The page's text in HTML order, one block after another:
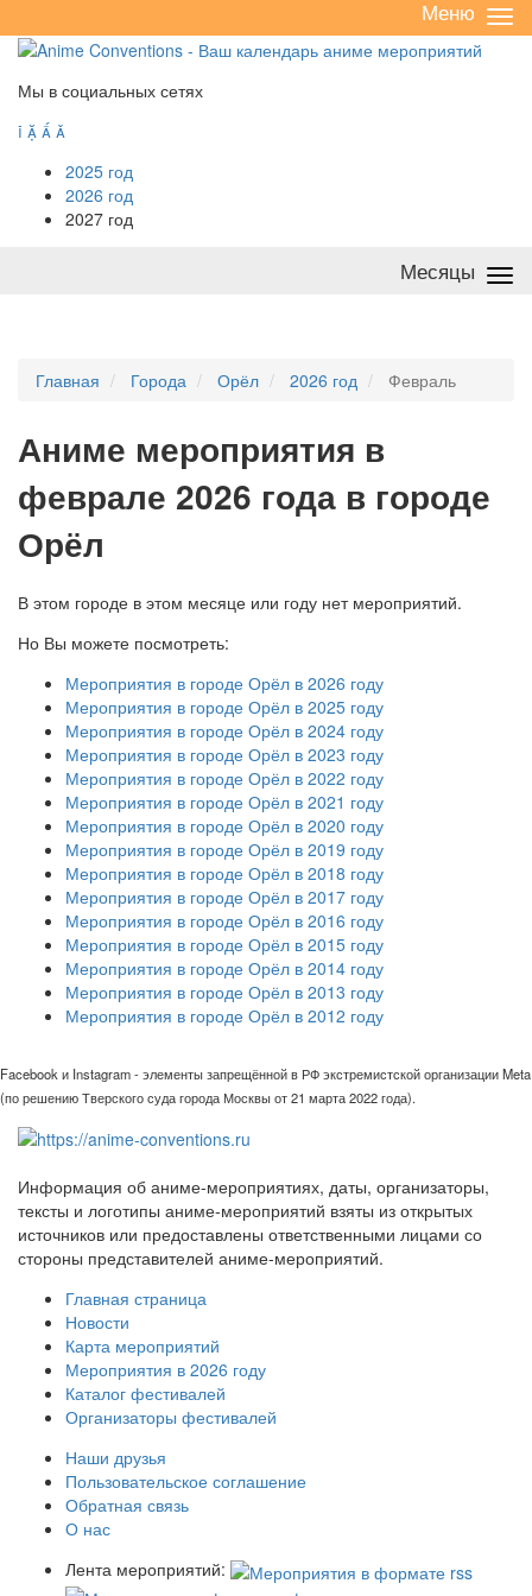
/
Меню
Мы в социальных сетях
   
2025 год
2026 год
2027 год
Месяцы
Главная Города Орёл 2026 год Февраль
Аниме мероприятия в
феврале 2026 года в городе
Орёл
В этом городе в этом месяце или году нет мероприятий.
Но Вы можете посмотреть:
Мероприятия в городе Орёл в 2026 году
Мероприятия в городе Орёл в 2025 году
Мероприятия в городе Орёл в 2024 году
Мероприятия в городе Орёл в 2023 году
Мероприятия в городе Орёл в 2022 году
Мероприятия в городе Орёл в 2021 году
Мероприятия в городе Орёл в 2020 году
Мероприятия в городе Орёл в 2019 году
Мероприятия в городе Орёл в 2018 году
Мероприятия в городе Орёл в 2017 году
Мероприятия в городе Орёл в 2016 году
Мероприятия в городе Орёл в 2015 году
Мероприятия в городе Орёл в 2014 году
Мероприятия в городе Орёл в 2013 году
Мероприятия в городе Орёл в 2012 году
Facebook и Instagram - элементы запрещённой в РФ экстремистской организации Meta
(по решению Тверского суда города Москвы от 21 марта 2022 года).
Информация об аниме-мероприятиях, даты, организаторы,
тексты и логотипы аниме-мероприятий взяты из открытых
источников или предоставлены ответственными лицами со
стороны представителей аниме-мероприятий.
Главная страница
Новости
Карта мероприятий
Мероприятия в 2026 году
Каталог фестивалей
Организаторы фестивалей
Наши друзья
Пользовательское соглашение
Обратная связь
О нас
Лента мероприятий: